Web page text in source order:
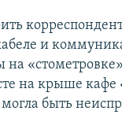
и
на крыше
быть